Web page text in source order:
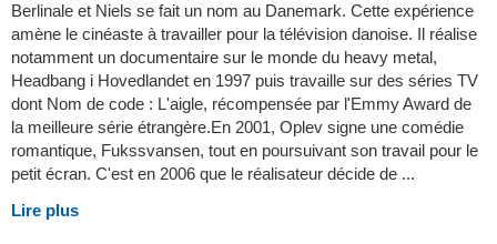
Berlinale et Niels se fait un nom au Danemark. Cette expérience
amène le cinéaste à travailler pour la télévision danoise. Il réalise
notamment un documentaire sur le monde du heavy metal,
Headbang i Hovedlandet en 1997 puis travaille sur des séries TV
dont Nom de code : L'aigle, récompensée par l'Emmy Award de
la meilleure série étrangère.En 2001, Oplev signe une comédie
romantique, Fukssvansen, tout en poursuivant son travail pour le
petit écran. C'est en 2006 que le réalisateur décide de ...
Lire plus